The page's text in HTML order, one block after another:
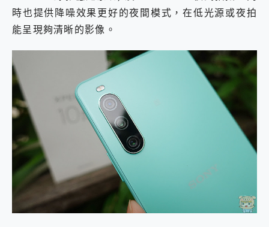
時也提供降噪效果更好的夜間模式，在低光源或夜拍
能呈現夠清晰的影像。